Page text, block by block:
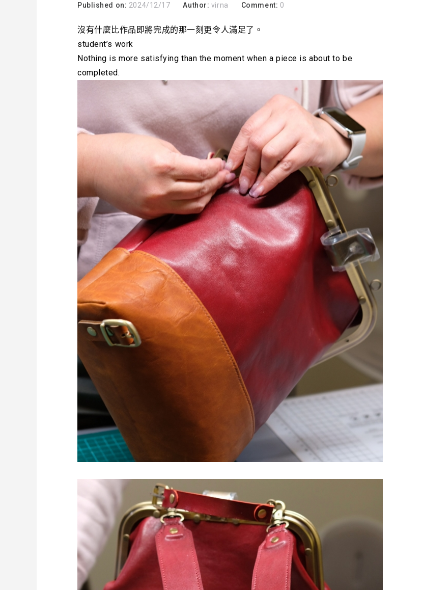
Published on: 2024/12/17 Author: virna Comment: 0
沒有什麼比作品即將完成的那一刻更令人滿足了。
student’s work
Nothing is more satisfying than the moment when a piece is about to be
completed.